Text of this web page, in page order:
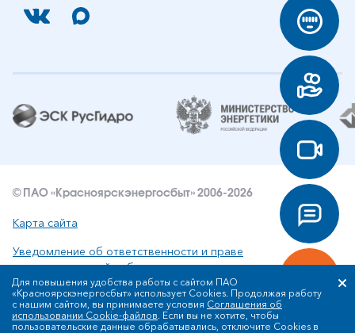
© ПАО «Красноярскэнергосбыт» 2006-2026
Карта сайта
Уведомление об ответственности и праве
интеллектуальной собственности
Политика ПАО «Красноярскэнергосбыт» в отношении
обработки персональных данных
Для повышения удобства работы с сайтом ПАО
«Красноярскэнергосбыт» использует Cookies. Продолжая работу
с нашим сайтом, вы принимаете условия Соглашения об
использовании Cookie-файлов. Если вы не хотите, чтобы
пользовательские данные обрабатывались, отключите Cookies в